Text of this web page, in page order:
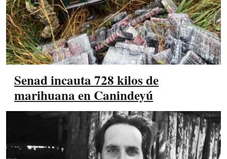
Senad incauta 728 kilos de
marihuana en Canindeyú